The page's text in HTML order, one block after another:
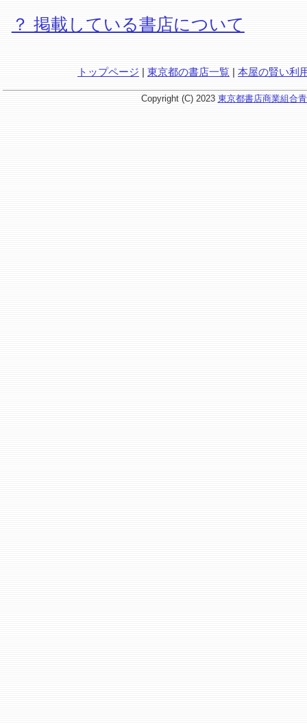
？ 掲載している書店について
トップページ | 東京都の書店一覧 | 本屋の賢い利
Copyright (C) 2023 東京都書店商業組合